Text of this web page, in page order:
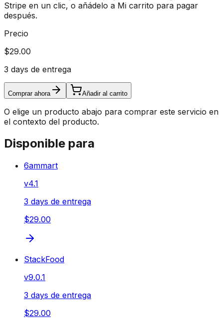
Stripe en un clic, o añádelo a Mi carrito para pagar
después.
Precio
$29.00
3 days de entrega
Comprar ahora Añadir al carrito
O elige un producto abajo para comprar este servicio en
el contexto del producto.
Disponible para
6ammart
v4.1
3 days de entrega
$29.00
StackFood
v9.0.1
3 days de entrega
$29.00